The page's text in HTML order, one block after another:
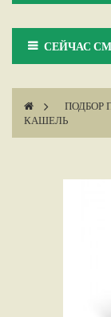
СЕЙЧАС
> ПОДБОР
КАШЕЛЬ